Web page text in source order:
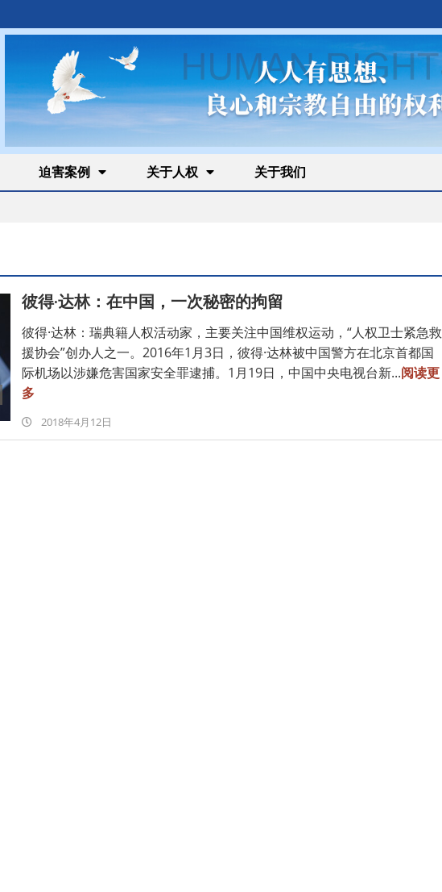
迫害案例 关于人权 关于我们
彼得·达林：在中国，一次秘密的拘留
彼得·达林：瑞典籍人权活动家，主要关注中国维权运动，“人权卫士紧急救
援协会”创办人之一。2016年1月3日，彼得·达林被中国警方在北京首都国
际机场以涉嫌危害国家安全罪逮捕。1月19日，中国中央电视台新...阅读更
多
2018-
04-
2018年4月12日